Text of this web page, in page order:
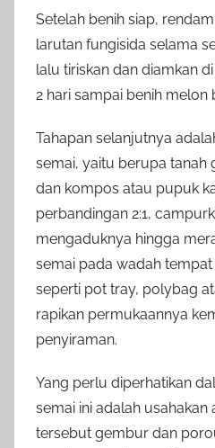
Setelah benih siap,
larutan fungisida selama
lalu tiriskan dan diamkan
2 hari sampai benih melon
Tahapan selanjutnya
semai, yaitu berupa
dan kompos atau pupuk
perbandingan 2:1,
mengaduknya hingga
semai pada wadah
seperti pot tray, polybag
rapikan permukaannya
penyiraman.
Yang perlu diperhatikan
semai ini adalah usahakan
tersebut gembur dan